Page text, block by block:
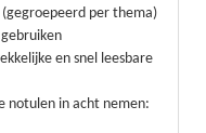
per thema)
en snel leesbare
notulen in acht nemen: